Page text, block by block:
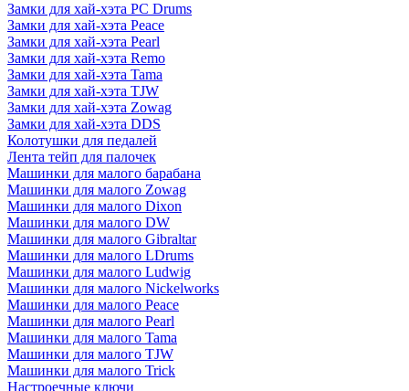
Замки для хай-хэта PC Drums
Замки для хай-хэта Peace
Замки для хай-хэта Pearl
Замки для хай-хэта Remo
Замки для хай-хэта Tama
Замки для хай-хэта TJW
Замки для хай-хэта Zowag
Замки для хай-хэта DDS
Колотушки для педалей
Лента тейп для палочек
Машинки для малого барабана
Машинки для малого Zowag
Машинки для малого Dixon
Машинки для малого DW
Машинки для малого Gibraltar
Машинки для малого LDrums
Машинки для малого Ludwig
Машинки для малого Nickelworks
Машинки для малого Peace
Машинки для малого Pearl
Машинки для малого Tama
Машинки для малого TJW
Машинки для малого Trick
Настроечные ключи